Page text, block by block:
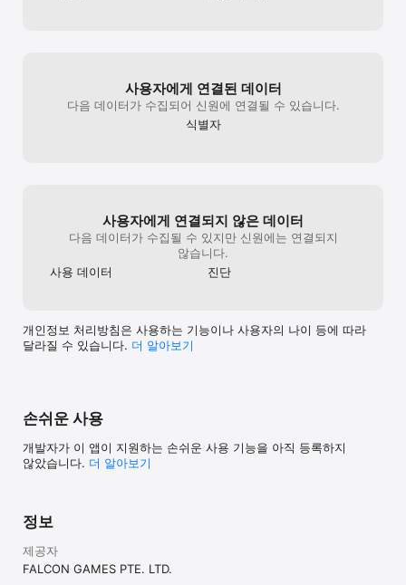
사용자에게 연결된 데이터
다음 데이터가 수집되어 신원에 연결될 수 있습니다.
식별자
사용자에게 연결되지 않은 데이터
다음 데이터가 수집될 수 있지만 신원에는 연결되지
않습니다.
사용 데이터
진단
개인정보 처리방침은 사용하는 기능이나 사용자의 나이 등에 따라
달라질 수 있습니다. 더 알⁠아⁠보⁠기
손쉬운 사용
개발자가 이 앱이 지원하는 손쉬운 사용 기능을 아직 등록하지
않았습니다. 더 알아보기
정보
제공자
FALCON GAMES PTE. LTD.